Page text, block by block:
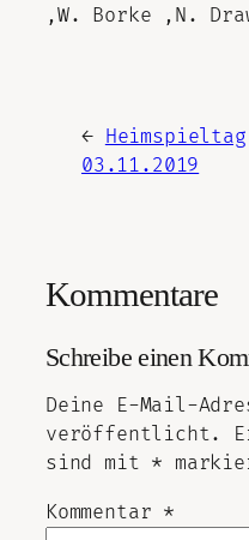
,W. Borke ,N.
← Heimspieltag
03.11.2019
Kommentare
Schreibe einen
Deine E-Mail-
veröffentlicht.
sind mit *
Kommentar *